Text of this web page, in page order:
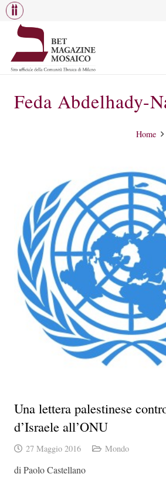
Feda Abdelhady-
Home
Una lettera palestinese
d’Israele all’ONU
27 Maggio 2016 Mondo
di Paolo Castellano